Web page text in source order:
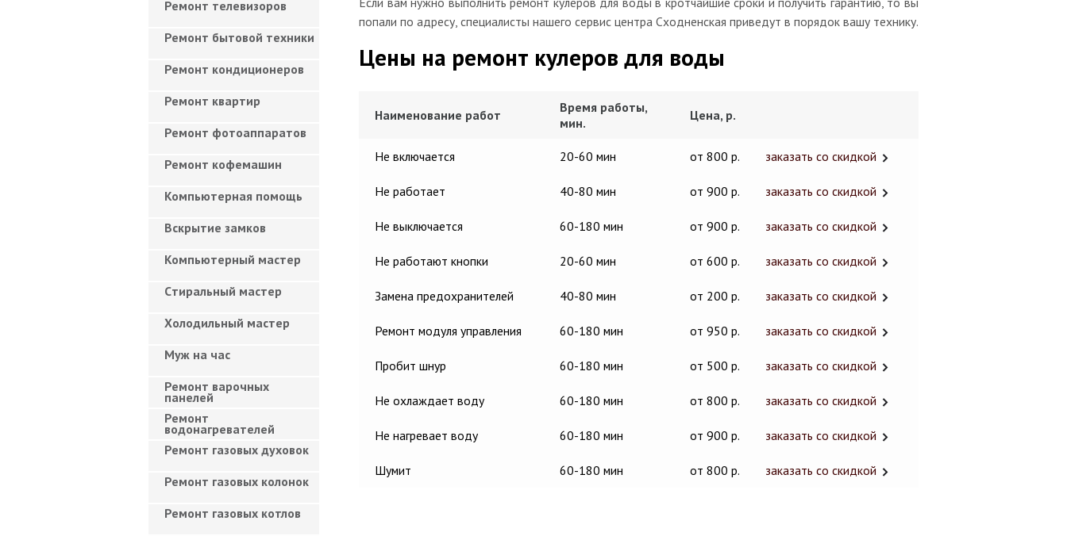
попали по адресу, специалисты нашего сервис центра Сходненская приведут в порядок вашу технику.
Цены на ремонт кулеров для воды
Наименование работ
Время работы,
мин.
Цена, р.
Не включается 20-60 мин от 800 р. заказать со скидкой
Не работает 40-80 мин от 900 р. заказать со скидкой
Не выключается 60-180 мин от 900 р. заказать со скидкой
Не работают кнопки 20-60 мин от 600 р. заказать со скидкой
Замена предохранителей 40-80 мин от 200 р. заказать со скидкой
Ремонт модуля управления 60-180 мин от 950 р. заказать со скидкой
Пробит шнур 60-180 мин от 500 р. заказать со скидкой
Не охлаждает воду 60-180 мин от 800 р. заказать со скидкой
Не нагревает воду 60-180 мин от 900 р. заказать со скидкой
Шумит 60-180 мин от 800 р. заказать со скидкой
Ремонт телевизоров
Ремонт бытовой техники
Ремонт кондиционеров
Ремонт квартир
Ремонт фотоаппаратов
Ремонт кофемашин
Компьютерная помощь
Вскрытие замков
Компьютерный мастер
Cтиральный мастер
Холодильный мастер
Муж на час
Ремонт варочных
панелей
Ремонт
водонагревателей
Ремонт газовых духовок
Ремонт газовых колонок
Ремонт газовых котлов